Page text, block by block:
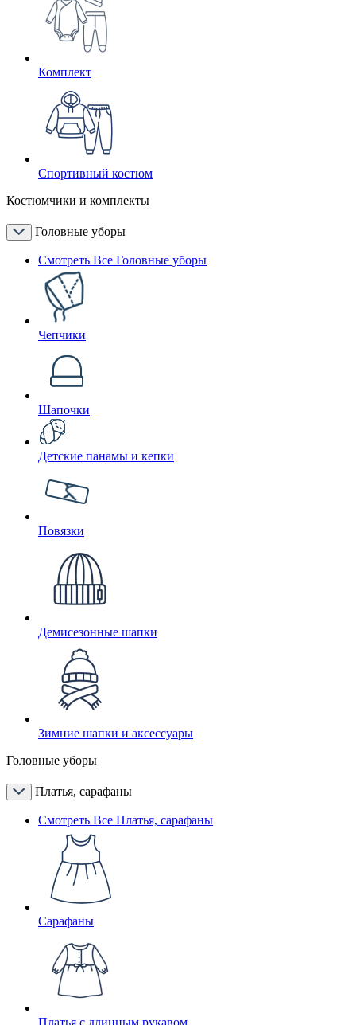
Комплект
Спортивный костюм
Костюмчики и комплекты
Головные уборы
Смотреть Все Головные уборы
Чепчики
Шапочки
Детские панамы и кепки
Повязки
Демисезонные шапки
Зимние шапки и аксессуары
Головные уборы
Платья, сарафаны
Смотреть Все Платья, сарафаны
Сарафаны
Платья с длинным рукавом